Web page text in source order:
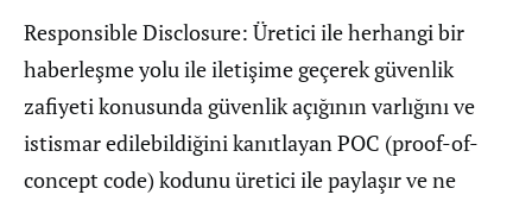
Responsible Disclosure: Üretici ile herhangi bir
haberleşme yolu ile iletişime geçerek güvenlik
zafiyeti konusunda güvenlik açığının varlığını ve
istismar edilebildiğini kanıtlayan POC (proof-of-
concept code) kodunu üretici ile paylaşır ve ne